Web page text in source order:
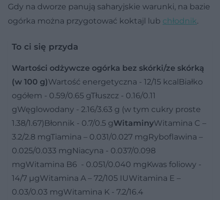
Gdy na dworze panują saharyjskie warunki, na bazie
ogórka można przygotować koktajl lub chłodnik.
To ci się przyda
Wartości odżywcze ogórka bez skórki/ze skórką
(w 100 g)Wartość energetyczna - 12/15 kcalBiałko
ogółem - 0.59/0.65 gTłuszcz - 0.16/0.11
gWęglowodany - 2.16/3.63 g (w tym cukry proste
1.38/1.67)Błonnik - 0.7/0.5 gWitaminyWitamina C –
3.2/2.8 mgTiamina – 0.031/0.027 mgRyboflawina –
0.025/0.033 mgNiacyna - 0.037/0.098
mgWitamina B6 - 0.051/0.040 mgKwas foliowy -
14/7 µgWitamina A – 72/105 IUWitamina E –
0.03/0.03 mgWitamina K - 7.2/16.4